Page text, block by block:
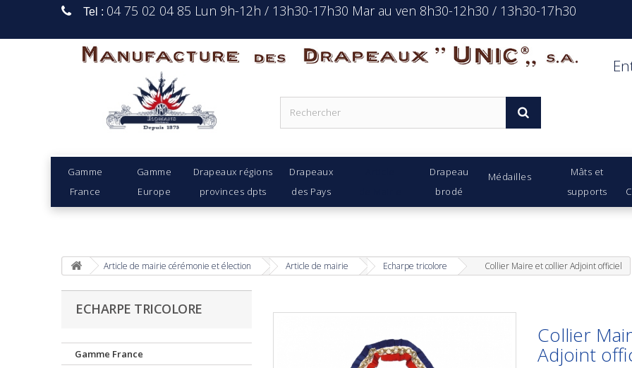
Tel : 04 75 02 04 85 Lun 9h-12h / 13h30-17h30 Mar au ven 8h30-12h30 / 13h30-17h30
Manufacture Des Drapeaux Unic s.a.
Gamme
France
Gamme
Europe
Drapeaux régions
provinces dpts
Drapeaux
des Pays
Drapeau
brodé
Médailles
Mâts et
supports
Article de mairie cérémonie et élection Article de mairie Echarpe tricolore Collier Maire et collier Adjoint officiel
ECHARPE TRICOLORE
Gamme France
Collier
Adjoint